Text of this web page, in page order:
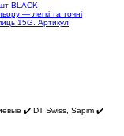
BLACK
— легкі та точні
15G. Артикул
✔️ DT Swiss, Sapim ✔️